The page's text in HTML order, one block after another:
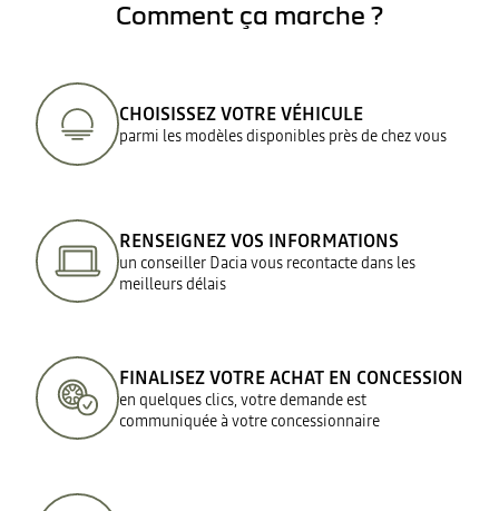
Comment ça marche ?
CHOISISSEZ VOTRE VÉHICULE
parmi les modèles disponibles près de chez vous
RENSEIGNEZ VOS INFORMATIONS
un conseiller Dacia vous recontacte dans les
meilleurs délais
FINALISEZ VOTRE ACHAT EN CONCESSION
en quelques clics, votre demande est
communiquée à votre concessionnaire